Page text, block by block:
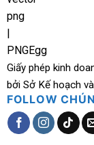
Giấy phép kinh
bởi Sở Kế hoạch
FOLLOW